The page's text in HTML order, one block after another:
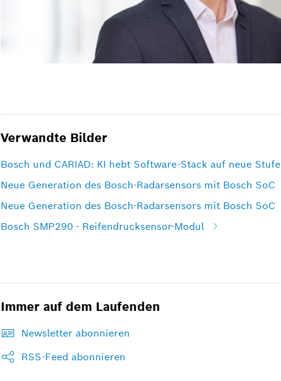
Verwandte Bilder
Bosch und CARIAD: KI hebt Software-Stack auf neue Stufe
Neue Generation des Bosch-Radarsensors mit Bosch SoC
Neue Generation des Bosch-Radarsensors mit Bosch SoC
Bosch SMP290 - Reifendrucksensor-Modul
Immer auf dem Laufenden
Newsletter abonnieren
RSS-Feed abonnieren